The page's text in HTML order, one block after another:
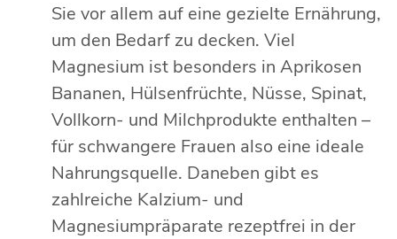
Sie vor allem auf eine gezielte Ernährung,
um den Bedarf zu decken. Viel
Magnesium ist besonders in Aprikosen
Bananen, Hülsenfrüchte, Nüsse, Spinat,
Vollkorn- und Milchprodukte enthalten –
für schwangere Frauen also eine ideale
Nahrungsquelle. Daneben gibt es
zahlreiche Kalzium- und
Magnesiumpräparate rezeptfrei in der